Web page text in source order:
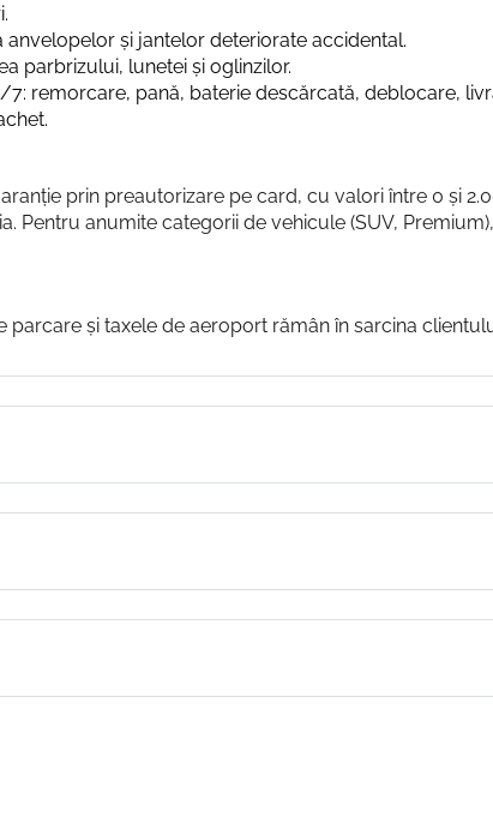
și jantelor deteriorate accidental.
parbrizului, lunetei și oglinzilor.
7: remorcare, pană, baterie descărcată, deblocare,
prin preautorizare pe card, cu valori între 0 și
Pentru anumite categorii de vehicule (SUV,
și taxele de aeroport rămân în sarcina